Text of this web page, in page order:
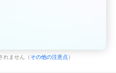
れません（ その他の注意点 ）